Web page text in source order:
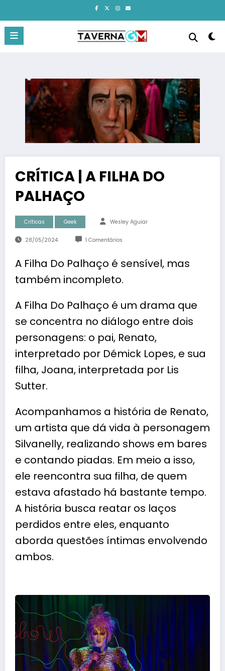
o
conteúdo
CRÍTICA | A FILHA DO
PALHAÇO
Críticas Geek Wesley Aguiar
28/05/2024 1 Comentários
A Filha Do Palhaço é sensível, mas
também incompleto.
A Filha Do Palhaço é um drama que
se concentra no diálogo entre dois
personagens: o pai, Renato,
interpretado por Démick Lopes, e sua
filha, Joana, interpretada por Lis
Sutter.
Acompanhamos a história de Renato,
um artista que dá vida à personagem
Silvanelly, realizando shows em bares
e contando piadas. Em meio a isso,
ele reencontra sua filha, de quem
estava afastado há bastante tempo.
A história busca reatar os laços
perdidos entre eles, enquanto
aborda questões íntimas envolvendo
ambos.